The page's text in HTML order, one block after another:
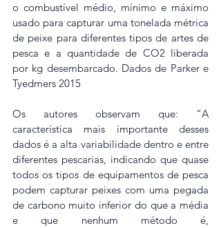
o combustível médio, mínimo e máximo
usado para capturar uma tonelada métrica
de peixe para diferentes tipos de artes de
pesca e a quantidade de CO2 liberada
por kg desembarcado. Dados de Parker e
Tyedmers 2015
Os autores observam que: “A
característica mais importante desses
dados é a alta variabilidade dentro e entre
diferentes pescarias, indicando que quase
todos os tipos de equipamentos de pesca
podem capturar peixes com uma pegada
de carbono muito inferior do que a média
e que nenhum método é,